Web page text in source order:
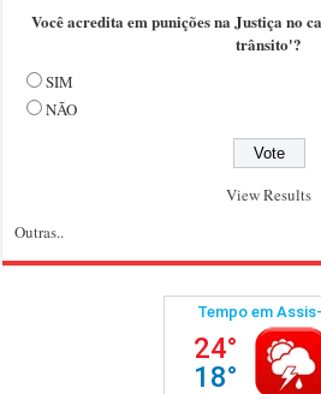
Você acredita em punições na Justiça no
trânsito'?
SIM
NÃO
View Results
Outras..